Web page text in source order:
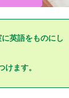
英語をものにし
けます。